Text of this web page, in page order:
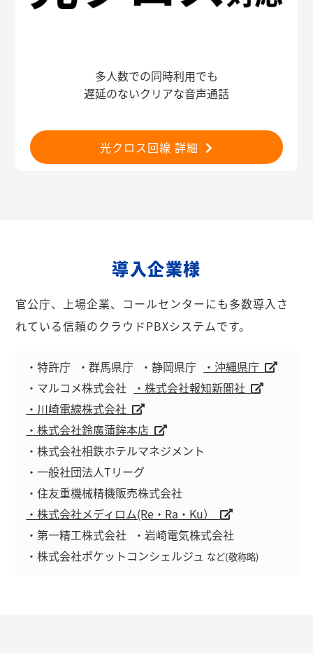
多人数での同時利用でも
遅延のないクリアな音声通話
光クロス回線 詳細
導入企業様
官公庁、上場企業、コールセンターにも多数導入さ
れている信頼のクラウドPBXシステムです。
・特許庁 ・群馬県庁 ・静岡県庁
・沖縄県庁
・マルコメ株式会社
・株式会社報知新聞社
・川崎電線株式会社
・株式会社鈴廣蒲鉾本店
・株式会社相鉄ホテルマネジメント
・一般社団法人Tリーグ
・住友重機械精機販売株式会社
・株式会社メディロム(Re・Ra・Ku）
・第一精工株式会社
・岩崎電気株式会社
・株式会社ポケットコンシェルジュ など(敬称略)